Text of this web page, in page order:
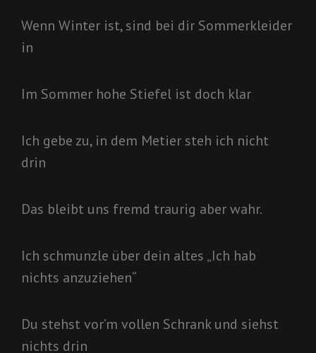
Wenn Winter ist, sind bei dir Sommerkleider
in
Im Sommer hohe Stiefel ist doch klar
Ich gebe zu, in dem Metier steh ich nicht
drin
Das bleibt uns fremd traurig aber wahr.
Ich schmunzle über dein altes „Ich hab
nichts anzuziehen“
Du stehst vor’m vollen Schrank und siehst
nichts drin